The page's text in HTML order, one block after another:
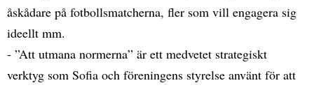
åskådare på fotbollsmatcherna, fler som vill engagera sig
ideellt mm.
- ”Att utmana normerna” är ett medvetet strategiskt
verktyg som Sofia och föreningens styrelse använt för att